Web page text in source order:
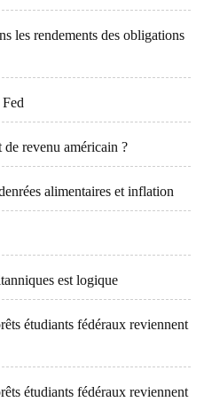
les rendements des obligations
revenu américain ?
alimentaires et inflation
est logique
étudiants fédéraux reviennent
étudiants fédéraux reviennent